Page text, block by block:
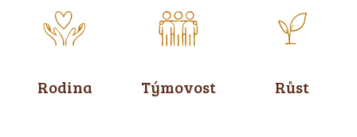
Rodina Týmovost Růst